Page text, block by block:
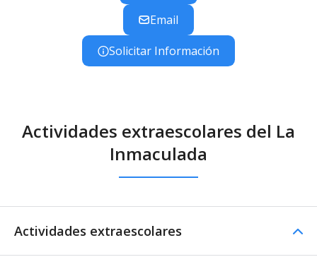
Email
Solicitar Información
Actividades extraescolares del La
Inmaculada
Actividades extraescolares